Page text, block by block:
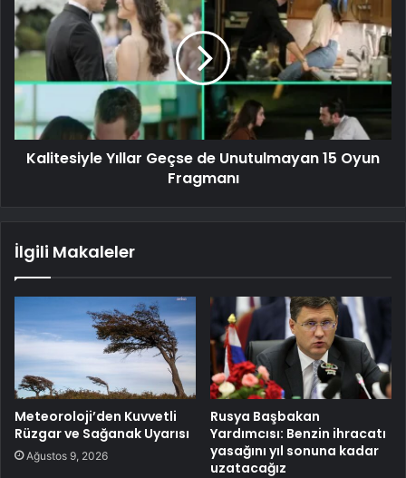
Kalitesiyle Yıllar Geçse de Unutulmayan 15 Oyun
Fragmanı
İlgili Makaleler
Meteoroloji’den Kuvvetli
Rüzgar ve Sağanak Uyarısı
Ağustos 9, 2026
Rusya Başbakan
Yardımcısı: Benzin ihracatı
yasağını yıl sonuna kadar
uzatacağız